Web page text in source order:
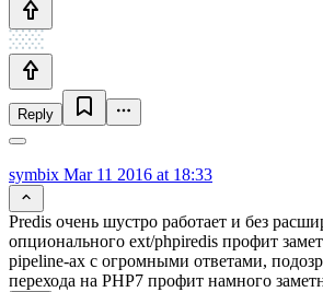
Reply
symbix Mar 11 2016 at 18:33
Predis очень шустро работает и без
опционального ext/phpiredis профит
pipeline-ах с огромными ответами,
перехода на PHP7 профит намного